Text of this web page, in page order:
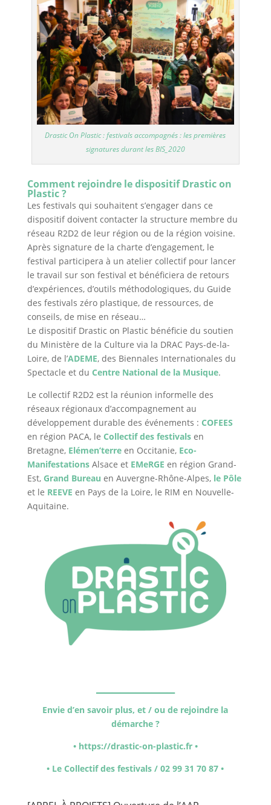
Drastic On Plastic : festivals accompagnés : les premières
signatures durant les BIS_2020
Comment rejoindre le dispositif Drastic on
Plastic ?
Les festivals qui souhaitent s’engager dans ce
dispositif doivent contacter la structure membre du
réseau R2D2 de leur région ou de la région voisine.
Après signature de la charte d’engagement, le
festival participera à un atelier collectif pour lancer
le travail sur son festival et bénéficiera de retours
d’expériences, d’outils méthodologiques, du Guide
des festivals zéro plastique, de ressources, de
conseils, de mise en réseau…
Le dispositif Drastic on Plastic bénéficie du soutien
du Ministère de la Culture via la DRAC Pays-de-la-
Loire, de l’ADEME, des Biennales Internationales du
Spectacle et du Centre National de la Musique.
Le collectif R2D2 est la réunion informelle des
réseaux régionaux d’accompagnement au
développement durable des événements : COFEES
en région PACA, le Collectif des festivalsen
Bretagne, Elémen’terreen Occitanie, Eco-
ManifestationsAlsace et EMeRGE en région Grand-
Est, Grand Bureau en Auvergne-Rhône-Alpes, le Pôle
et le REEVE en Pays de la Loire, le RIM en Nouvelle-
Aquitaine.
Envie d’en savoir plus, et / ou de rejoindre la
démarche ?
• https://drastic-on-plastic.fr•
• Le Collectif des festivals / 02 99 31 70 87 •